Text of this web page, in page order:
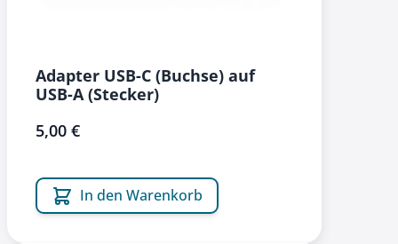
Adapter USB-C (Buchse) auf
USB-A (Stecker)
5,00 €
In den Warenkorb